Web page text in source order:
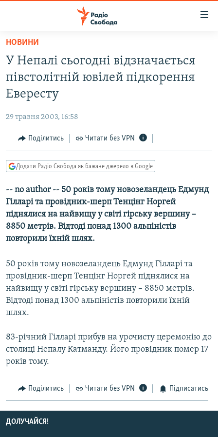
Перейти
основного
матеріалу
Перейти
до
основної
навігації
Перейти
до
пошуку
СТАТТІ
ЕКОНОМІКА
СУСПІЛЬСТВО
УКРАЇНА
СВІТ
РОСІЙСЬКА «ФІЛЬТРАЦІЯ»
ДОНБАС.РЕАЛІЇ
ТИ ЯК?
СХЕМИ
КИТАЙ.ВИКЛИКИ
МУЛЬТИМЕДІА
ФОТО
СПЕЦПРОЄКТИ
ПОДКАСТИ
КРИМ РЕАЛІЇ
УКР
КТАТ
НОВИНИ
У Непалі сьогодні відзначається
півстолітній ювілей підкорення
Евересту
29 травня 2003, 16:58
Поділитись Читати без VPN
Додати Радіо Свобода як бажане джерело в Google
-- no author -- 50 років тому новозеландець Едмунд
Гілларі та провідник-шерп Тенцінг Норгей
піднялися на найвищу у світі гірську вершину –
8850 метрів. Відтоді понад 1300 альпіністів
повторили їхній шлях.
50 років тому новозеландець Едмунд Гілларі та
провідник-шерп Тенцінг Норгей піднялися на
найвищу у світі гірську вершину – 8850 метрів.
Відтоді понад 1300 альпіністів повторили їхній
шлях.
83-річний Гілларі прибув на урочисту церемонію до
столиці Непалу Катманду. Його провідник помер 17
років тому.
Поділитись Читати без VPN Підписатись
ДОЛУЧАЙСЯ!